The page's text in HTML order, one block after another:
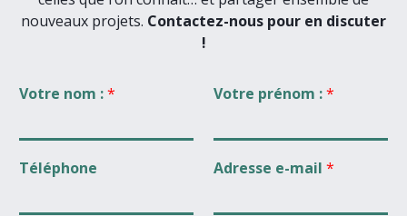
nouveaux projets. Contactez-nous pour en discuter
!
Votre nom :* Votre prénom :*
Téléphone Adresse e-mail *